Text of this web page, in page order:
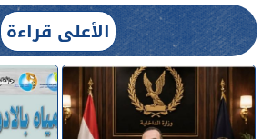
الأعلى قراءة